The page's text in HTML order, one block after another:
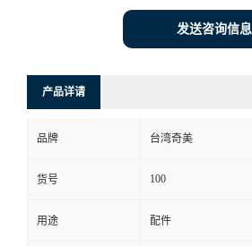
发送咨询信息
产品详请
品牌 台湾奇美
货号 100
用途 配件